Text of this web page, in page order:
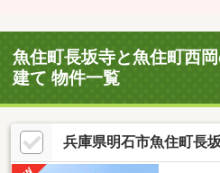
魚住町長坂寺と魚住町西
建て 物件一覧
兵庫県明石市魚住町長